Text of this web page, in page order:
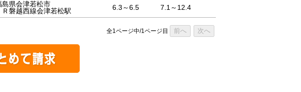
島県会津若松市
Ｒ磐越西線会津若松駅
6.3～6.5 7.1～12.4
全1ページ中/1ページ目 前へ 次へ